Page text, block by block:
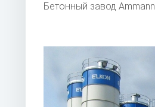
Бетонный завод Ammann